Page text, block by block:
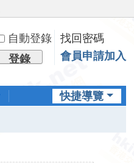
自動登錄
找回密碼
登錄 會員申請加入
快捷導覽